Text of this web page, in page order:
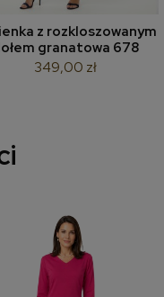
z rozkloszowanym
granatowa 678
349,00 zł